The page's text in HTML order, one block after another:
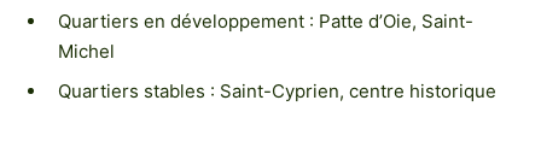
Quartiers en développement : Patte d’Oie, Saint-
Michel
Quartiers stables : Saint-Cyprien, centre historique